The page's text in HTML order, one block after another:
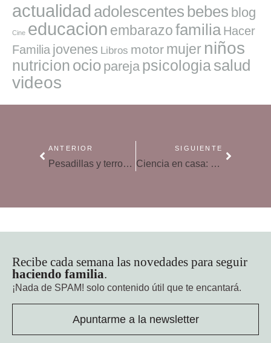
actualidad adolescentes bebes blog
Cine educacion embarazofamilia Hacer
Familia jovenes Libros motor mujer niños
nutricion ocio pareja psicologiasalud
videos
ANTERIOR
Pesadillas y terrores nocturnos en niños
SIGUIENTE
Ciencia en casa: Volcán en erupción
Recibe cada semana las novedades para seguir
haciendo familia.
¡Nada de SPAM! solo contenido útil que te encantará.
Apuntarme a la newsletter